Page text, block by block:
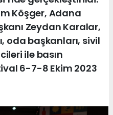
Köşger, Adana
Zeydan Karalar,
oda başkanları, sivil
ile basın
6-7-8 Ekim 2023